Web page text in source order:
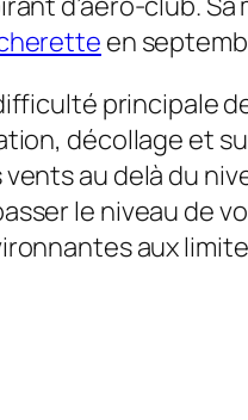
en
principale
décollage et
vents au delà du
le niveau de
aux